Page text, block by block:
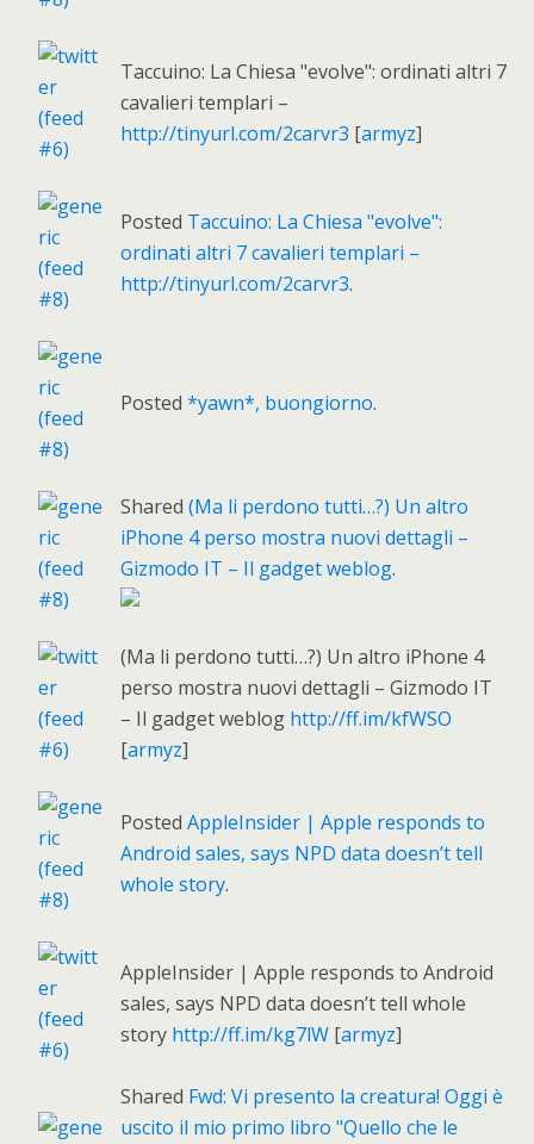
Taccuino: La Chiesa "evolve": ordinati altri 7
cavalieri templari –
http://tinyurl.com/2carvr3 [armyz]
Posted Taccuino: La Chiesa "evolve":
ordinati altri 7 cavalieri templari –
http://tinyurl.com/2carvr3.
Posted *yawn*, buongiorno.
Shared (Ma li perdono tutti…?) Un altro
iPhone 4 perso mostra nuovi dettagli –
Gizmodo IT – Il gadget weblog.
(Ma li perdono tutti…?) Un altro iPhone 4
perso mostra nuovi dettagli – Gizmodo IT
– Il gadget weblog http://ff.im/kfWSO
[armyz]
Posted AppleInsider | Apple responds to
Android sales, says NPD data doesn’t tell
whole story.
AppleInsider | Apple responds to Android
sales, says NPD data doesn’t tell whole
story http://ff.im/kg7lW [armyz]
Shared Fwd: Vi presento la creatura! Oggi è
uscito il mio primo libro "Quello che le